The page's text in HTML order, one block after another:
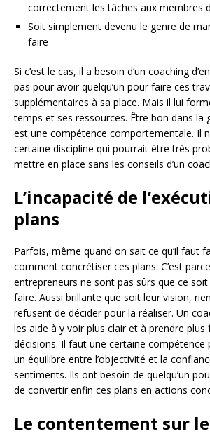
correctement les tâches aux membres
Soit simplement devenu le genre de
faire
Si c’est le cas, il a besoin d’un coaching
pas pour avoir quelqu’un pour faire ces
supplémentaires à sa place. Mais il lui
temps et ses ressources. Être bon dans la
est une compétence comportementale. Il
certaine discipline qui pourrait être très
mettre en place sans les conseils d’un
L’incapacité de
plans
Parfois, même quand on sait ce qu’il faut
comment concrétiser ces plans. C’est
entrepreneurs ne sont pas sûrs que ce
faire. Aussi brillante que soit leur vision,
refusent de décider pour la réaliser. Un
les aide à y voir plus clair et à prendre plus
décisions. Il faut une certaine
un équilibre entre l’objectivité et la
sentiments. Ils ont besoin de quelqu’un
de convertir enfin ces plans en actions
Le contentement sur le